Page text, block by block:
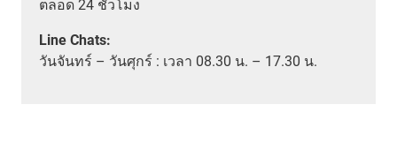
ตลอด 24 ชั่วโมง
Line Chats:
วันจันทร์ – วันศุกร์ : เวลา 08.30 น. – 17.30 น.